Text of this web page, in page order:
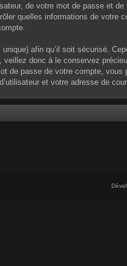
de votre mot de passe et
quelles informations de votre
afin qu’il soit sécurisé.
donc à le conservez
de passe de votre compte,
et votre adresse de